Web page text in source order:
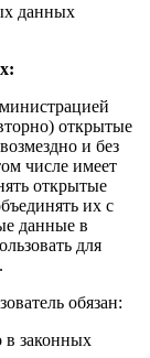
данных
открытые
и без
числе имеет
открытые
их с
данные в
для
обязан:
в законных